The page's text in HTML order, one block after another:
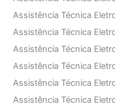
Assistência Técnica
Assistência Técnica
Assistência Técnica
Assistência Técnica
Assistência Técnica
Assistência Técnica